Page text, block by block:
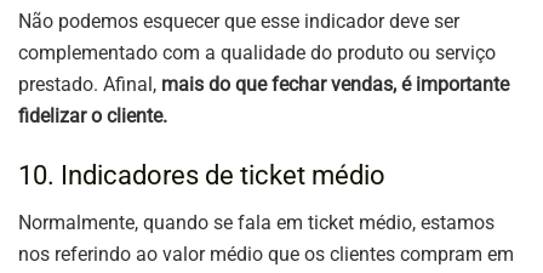
Não podemos esquecer que esse indicador deve ser
complementado com a qualidade do produto ou serviço
prestado. Afinal, mais do que fechar vendas, é importante
fidelizar o cliente.
10. Indicadores de ticket médio
Normalmente, quando se fala em ticket médio, estamos
nos referindo ao valor médio que os clientes compram em